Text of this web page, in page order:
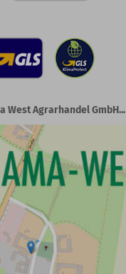
West Agrarhandel GmbH...